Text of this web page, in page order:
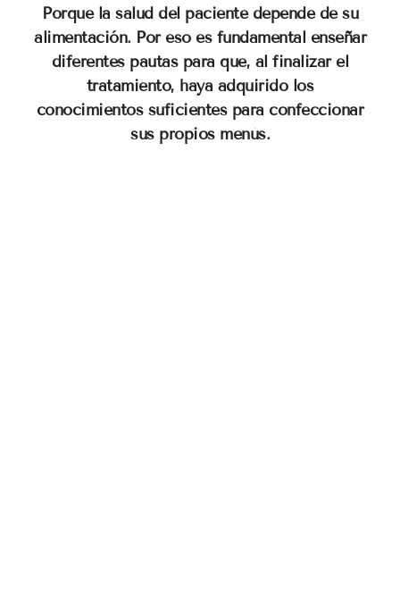
Porque la salud del paciente depende de su
alimentación. Por eso es fundamental enseñar
diferentes pautas para que, al finalizar el
tratamiento, haya adquirido los
conocimientos suficientes para confeccionar
sus propios menús.